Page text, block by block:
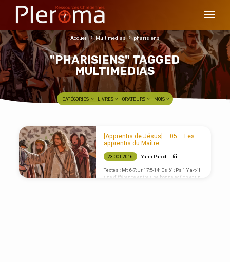
"PHARISIENS" TAGGED
MULTIMEDIAS
Accueil Multimedias pharisiens
CATÉGORIES LIVRES ORATEURS MOIS
"PHARISIENS"
TAGGED
MULTIMEDIAS
[Apprentis de Jésus] – 05 – Les
apprentis du Maître
23 OCT 2016 Yann Parodi
Textes : Mt 6-7; Jr 17:5-14; Es 61; Ps 1 Y a-t-il
une différence entre une bonne action et un